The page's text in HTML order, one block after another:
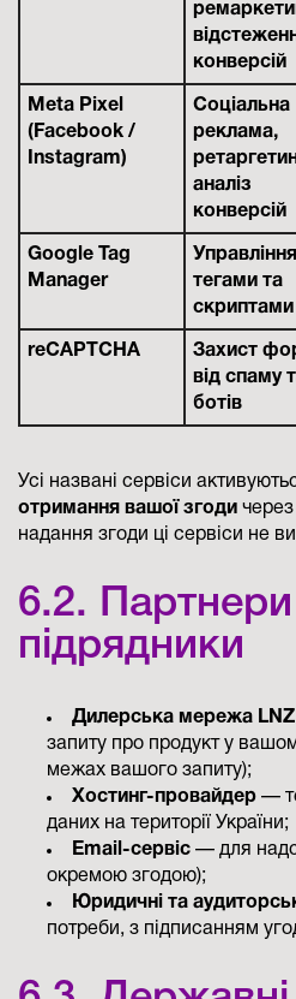
конверсій
Meta Pixel
(Facebook /
Instagram)
Соціальна
реклама,
аналіз
конверсій
Google Tag
Manager
Управління
тегами та
скриптами
reCAPTCHA
Захист
від спаму
ботів
Усі названі сервіси
отримання вашої згоди
надання згоди ці сервіси не
6.2. Партнери
підрядники
Дилерська мережа
запиту про продукт у
межах вашого запиту);
Хостинг-провайдер —
даних на території України;
Email-сервіс — для
окремою згодою);
Юридичні та
потреби, з підписанням